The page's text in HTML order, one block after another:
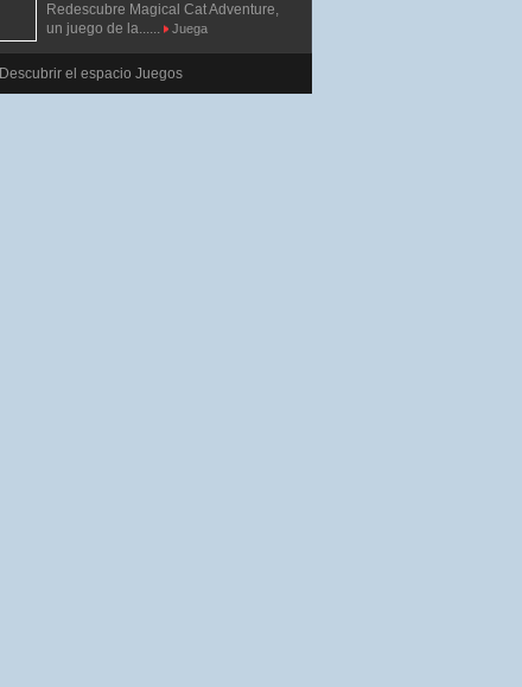
Redescubre Magical Cat Adventure,
un juego de la......
Juega
Descubrir el espacio Juegos